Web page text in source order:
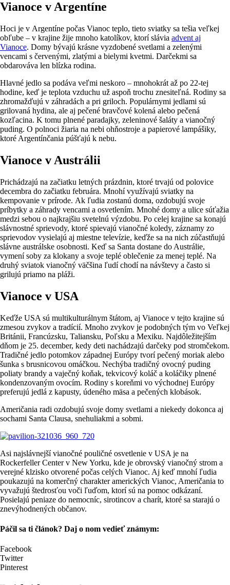
Vianoce v Argentíne
Hoci je v Argentíne počas Vianoc teplo, tieto sviatky sa tešia veľkej
obľube – v krajine žije mnoho katolíkov, ktorí slávia advent aj
Vianoce. Domy bývajú krásne vyzdobené svetlami a zelenými
vencami s červenými, zlatými a bielymi kvetmi. Darčekmi sa
obdarováva len blízka rodina.
Hlavné jedlo sa podáva veľmi neskoro – mnohokrát až po 22-tej
hodine, keď je teplota vzduchu už aspoň trochu znesiteľná. Rodiny sa
zhromažďujú v záhradách a pri griloch. Populárnymi jedlami sú
grilovaná hydina, ale aj pečené bravčové kolená alebo pečená
kozľacina. K tomu plnené paradajky, zeleninové šaláty a vianočný
puding. O polnoci žiaria na nebi ohňostroje a papierové lampášiky,
ktoré Argentínčania púšťajú k nebu.
Vianoce v Austrálii
Prichádzajú na začiatku letných prázdnin, ktoré trvajú od polovice
decembra do začiatku februára. Mnohí využívajú sviatky na
kempovanie v prírode. Ak ľudia zostanú doma, ozdobujú svoje
príbytky a záhrady vencami a osvetlením. Mnohé domy a ulice súťažia
medzi sebou o najkrajšiu svetelnú výzdobu. Po celej krajine sa konajú
slávnostné sprievody, ktoré spievajú vianočné koledy, záznamy zo
sprievodov vysielajú aj miestne televízie, keďže sa na nich zúčastňujú
slávne austrálske osobnosti. Keď sa Santa dostane do Austrálie,
vymení soby za klokany a svoje teplé oblečenie za menej teplé. Na
druhý sviatok vianočný väčšina ľudí chodí na návštevy a často si
grilujú priamo na pláži.
Vianoce v USA
Keďže USA sú multikulturálnym štátom, aj Vianoce v tejto krajine sú
zmesou zvykov a tradícií. Mnoho zvykov je podobných tým vo Veľkej
Británii, Francúzsku, Taliansku, Poľsku a Mexiku. Najdôležitejším
dňom je 25. december, kedy deti nachádzajú darčeky pod stromčekom.
Tradičné jedlo potomkov západnej Európy tvorí pečený moriak alebo
šunka s brusnicovou omáčkou. Nechýba tradičný ovocný puding
poliaty brandy a vaječný koňak, tekvicový koláč a koláčiky plnené
kondenzovaným ovocím. Rodiny s koreňmi vo východnej Európy
preferujú jedlá z kapusty, údeného mäsa a pečených klobások.
Američania radi ozdobujú svoje domy svetlami a niekedy dokonca aj
sochami Santa Clausa, snehuliakmi a sobmi.
Asi najslávnejší vianočné pouličné osvetlenie v USA je na
Rockerfeller Center v New Yorku, kde je obrovský vianočný strom a
verejné klzisko otvorené počas celých Vianoc. Aj keď mnohí ľudia
poukazujú na komerčný charakter amerických Vianoc, Američania to
vyvažujú štedrosťou voči ľuďom, ktorí sú na pomoc odkázaní.
Posielajú peniaze do nemocníc, sirotincov a charít, ktoré sa starajú o
znevýhodnených občanov.
Páčil sa ti článok? Daj o nom vedieť známym:
Facebook
Twitter
Pinterest